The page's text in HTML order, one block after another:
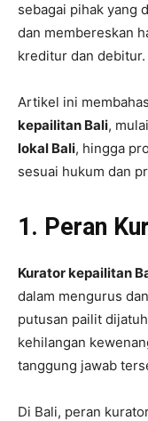
sebagai pihak yang
dan membereskan
kreditur dan debitur.
Artikel ini
kepailitan Bali,
lokal Bali, hingga
sesuai hukum dan
1. Peran
Kurator kepailitan
dalam mengurus
putusan pailit
kehilangan
tanggung jawab
Di Bali, peran